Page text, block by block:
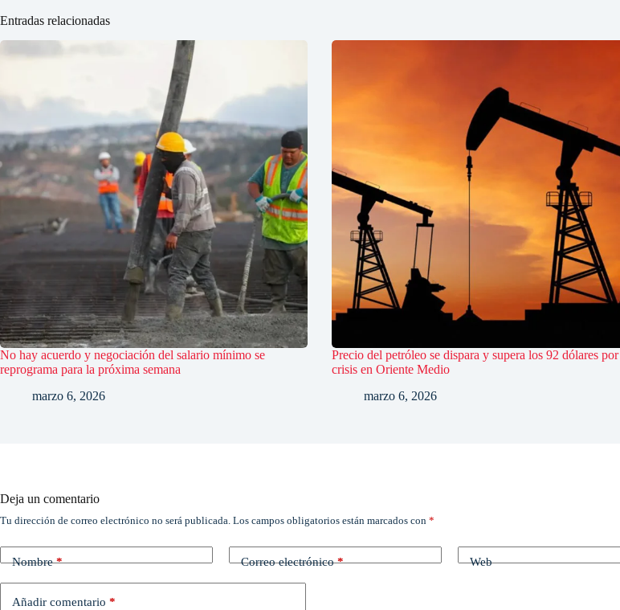
Entradas relacionadas
No hay acuerdo y negociación del salario mínimo se
reprograma para la próxima semana
marzo 6, 2026
Precio del petróleo se dispara y supera los 92 dólares por
crisis en Oriente Medio
marzo 6, 2026
Deja un comentario
Tu dirección de correo electrónico no será publicada. Los campos obligatorios están marcados con *
Nombre* Correo electrónico* Web
Añadir comentario *